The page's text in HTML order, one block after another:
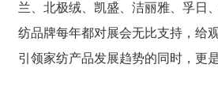
兰、北极绒、凯盛、洁丽雅、孚日
纺品牌每年都对展会无比支持，给
引领家纺产品发展趋势的同时，更